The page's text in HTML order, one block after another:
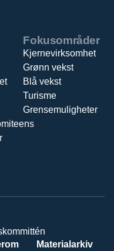
Fokusområder
Kjernevirksomhet
Grønn vekst
Blå vekst
Turisme
Grensemuligheter
Materialarkiv